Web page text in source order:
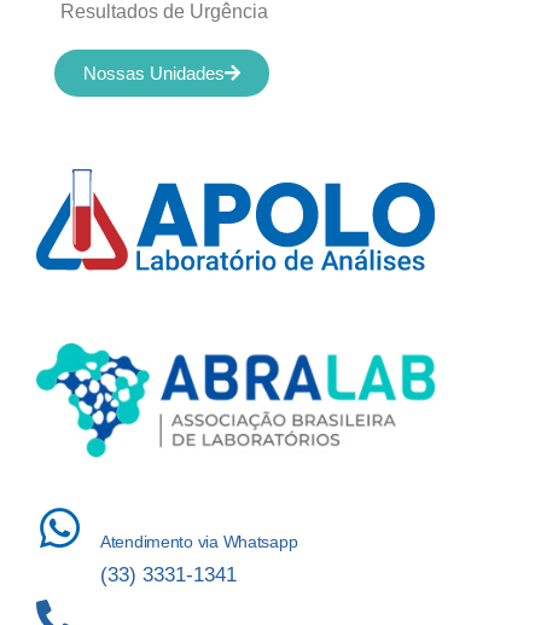
Atendimento via Whatsapp
(33) 3331-1341
Resultados de Urgência
Nossas Unidades